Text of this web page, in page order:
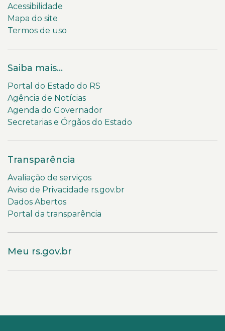
Acessibilidade
Mapa do site
Termos de uso
Saiba mais...
Portal do Estado do RS
Agência de Notícias
Agenda do Governador
Secretarias e Órgãos do Estado
Transparência
Avaliação de serviços
Aviso de Privacidade rs.gov.br
Dados Abertos
Portal da transparência
Meu rs.gov.br